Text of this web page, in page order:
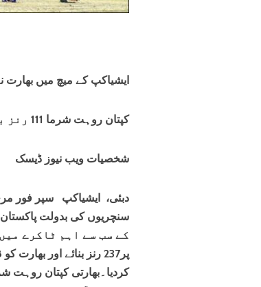
ایشیاکپ کے میچ میں بھارت نے پاکستان کو
کپتان روہت شرما 111 رنز بنا کرناقابل شکست،بھارت نے ہدف 39.3 گیندوں پرحاصل کیا
شخصیات ویب نیوز ڈیسک
دبئی، ایشیاکپ سپر فور